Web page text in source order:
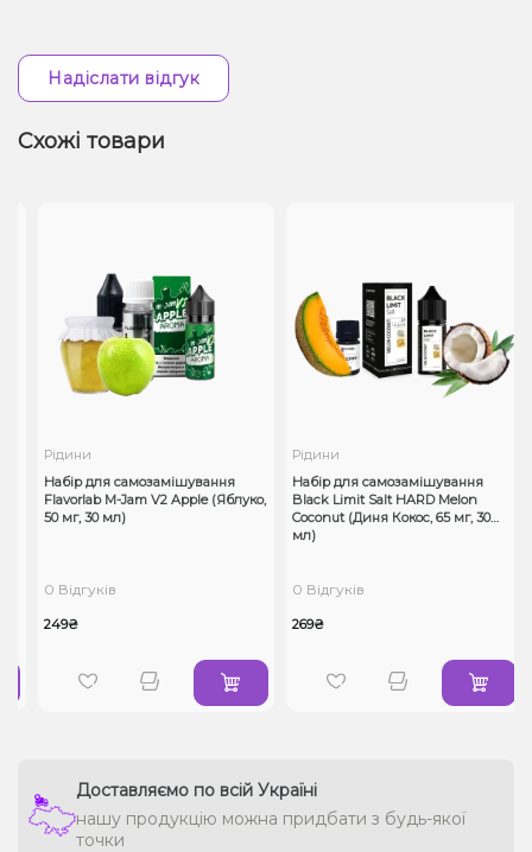
Надіслати відгук
Схожі товари
Рідини
Набір для самозамішування
Flavorlab M-Jam V2 Apple (Яблуко,
50 мг, 30 мл)
0 Відгуків
249₴
Рідини
Набір для самозамішування
Black Limit Salt HARD Melon
Coconut (Диня Кокос, 65 мг, 30
мл)
0 Відгуків
269₴
Доставляємо по всій Україні
нашу продукцію можна придбати з будь-якої
точки